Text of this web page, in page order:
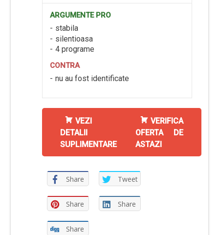
ARGUMENTE PRO
stabila
silentioasa
4 programe
CONTRA
nu au fost identificate
VEZI
DETALII
SUPLIMENTARE
VERIFICA
OFERTA DE
ASTAZI
Share Tweet
Share Share
Share